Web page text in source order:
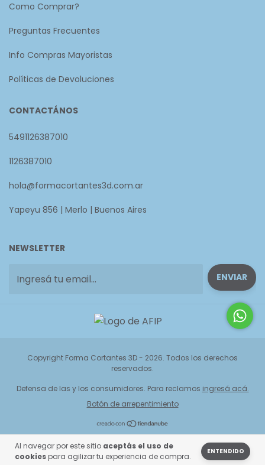
Al navegar por este sitio aceptás el uso de
cookies para agilizar tu experiencia de compra.
ENTENDIDO
Como Comprar?
Preguntas Frecuentes
Info Compras Mayoristas
Políticas de Devoluciones
CONTACTÁNOS
5491126387010
1126387010
hola@formacortantes3d.com.ar
Yapeyu 856 | Merlo | Buenos Aires
NEWSLETTER
Copyright Forma Cortantes 3D - 2026. Todos los derechos
reservados.
Defensa de las y los consumidores. Para reclamos ingresá acá.
Botón de arrepentimiento